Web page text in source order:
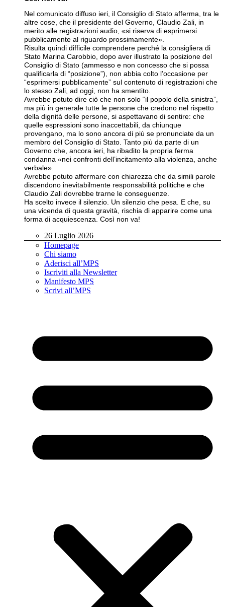
Nel comunicato diffuso ieri, il Consiglio di Stato afferma, tra le
altre cose, che il presidente del Governo, Claudio Zali, in
merito alle registrazioni audio, «si riserva di esprimersi
pubblicamente al riguardo prossimamente».
Risulta quindi difficile comprendere perché la consigliera di
Stato Marina Carobbio, dopo aver illustrato la posizione del
Consiglio di Stato (ammesso e non concesso che si possa
qualificarla di “posizione”), non abbia colto l’occasione per
“esprimersi pubblicamente” sul contenuto di registrazioni che
lo stesso Zali, ad oggi, non ha smentito.
Avrebbe potuto dire ciò che non solo “il popolo della sinistra”,
ma più in generale tutte le persone che credono nel rispetto
della dignità delle persone, si aspettavano di sentire: che
quelle espressioni sono inaccettabili, da chiunque
provengano, ma lo sono ancora di più se pronunciate da un
membro del Consiglio di Stato. Tanto più da parte di un
Governo che, ancora ieri, ha ribadito la propria ferma
condanna «nei confronti dell’incitamento alla violenza, anche
verbale».
Avrebbe potuto affermare con chiarezza che da simili parole
discendono inevitabilmente responsabilità politiche e che
Claudio Zali dovrebbe trarne le conseguenze.
Ha scelto invece il silenzio. Un silenzio che pesa. E che, su
una vicenda di questa gravità, rischia di apparire come una
forma di acquiescenza. Così non va!
26 Luglio 2026
Homepage
Chi siamo
Aderisci all’MPS
Iscriviti alla Newsletter
Manifesto MPS
Scrivi all’MPS